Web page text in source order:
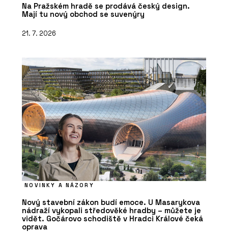
Na Pražském hradě se prodává český design.
Mají tu nový obchod se suvenýry
21. 7. 2026
NOVINKY A NÁZORY
Nový stavební zákon budí emoce. U Masarykova
nádraží vykopali středověké hradby – můžete je
vidět. Gočárovo schodiště v Hradci Králové čeká
oprava